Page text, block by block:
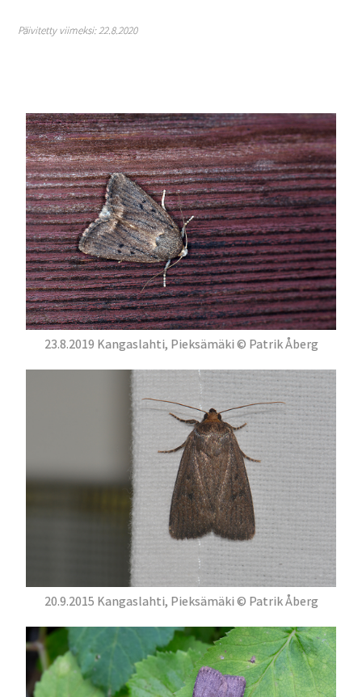
Päivitetty viimeksi: 22.8.2020
23.8.2019 Kangaslahti, Pieksämäki © Patrik Åberg
20.9.2015 Kangaslahti, Pieksämäki © Patrik Åberg